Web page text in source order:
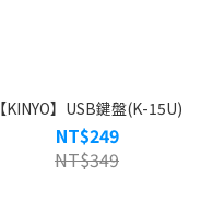
【KINYO】USB鍵盤(K-15U)
NT$249
NT$349